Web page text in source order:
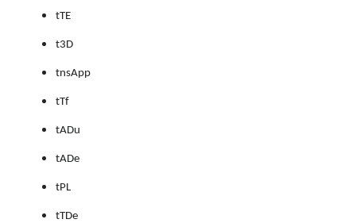
tTE
t3D
tnsApp
tTf
tADu
tADe
tPL
tTDe